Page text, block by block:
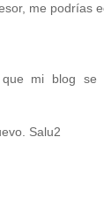
me podrías
que mi blog
Salu2